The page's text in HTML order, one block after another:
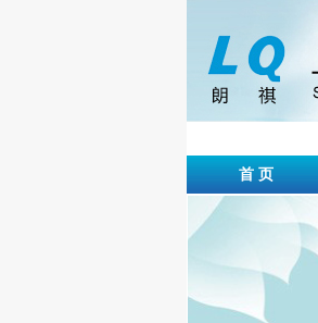
首 页